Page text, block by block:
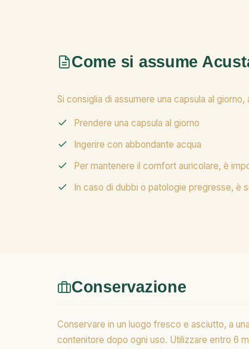
Come si assume
Si consiglia di assumere una capsula al
Prendere una capsula al giorno
Ingerire con abbondante acqua
Per mantenere il comfort auricolare, è
In caso di dubbi o patologie pregresse, è
Conservazione
Conservare in un luogo fresco e asciutto, a
contenitore dopo ogni uso. Utilizzare entro 6